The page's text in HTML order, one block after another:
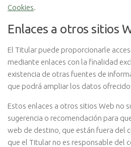
Cookies.
Enlaces a otros sitios
El Titular puede proporcionarle
mediante enlaces con la finalidad
existencia de otras fuentes de
que podrá ampliar los datos
Estos enlaces a otros sitios Web no
sugerencia o recomendación para
web de destino, que están fuera del
que el Titular no es responsable del